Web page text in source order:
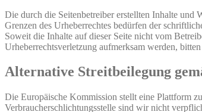
Die durch die Seitenbetreiber erstellten Inhalte und
Grenzen des Urheberrechtes bedürfen der
Soweit die Inhalte auf dieser Seite nicht vom
Urheberrechtsverletzung aufmerksam werden,
Alternative Streitbeilegung
Die Europäische Kommission stellt eine Plattform
Verbraucherschlichtungsstelle sind wir nicht